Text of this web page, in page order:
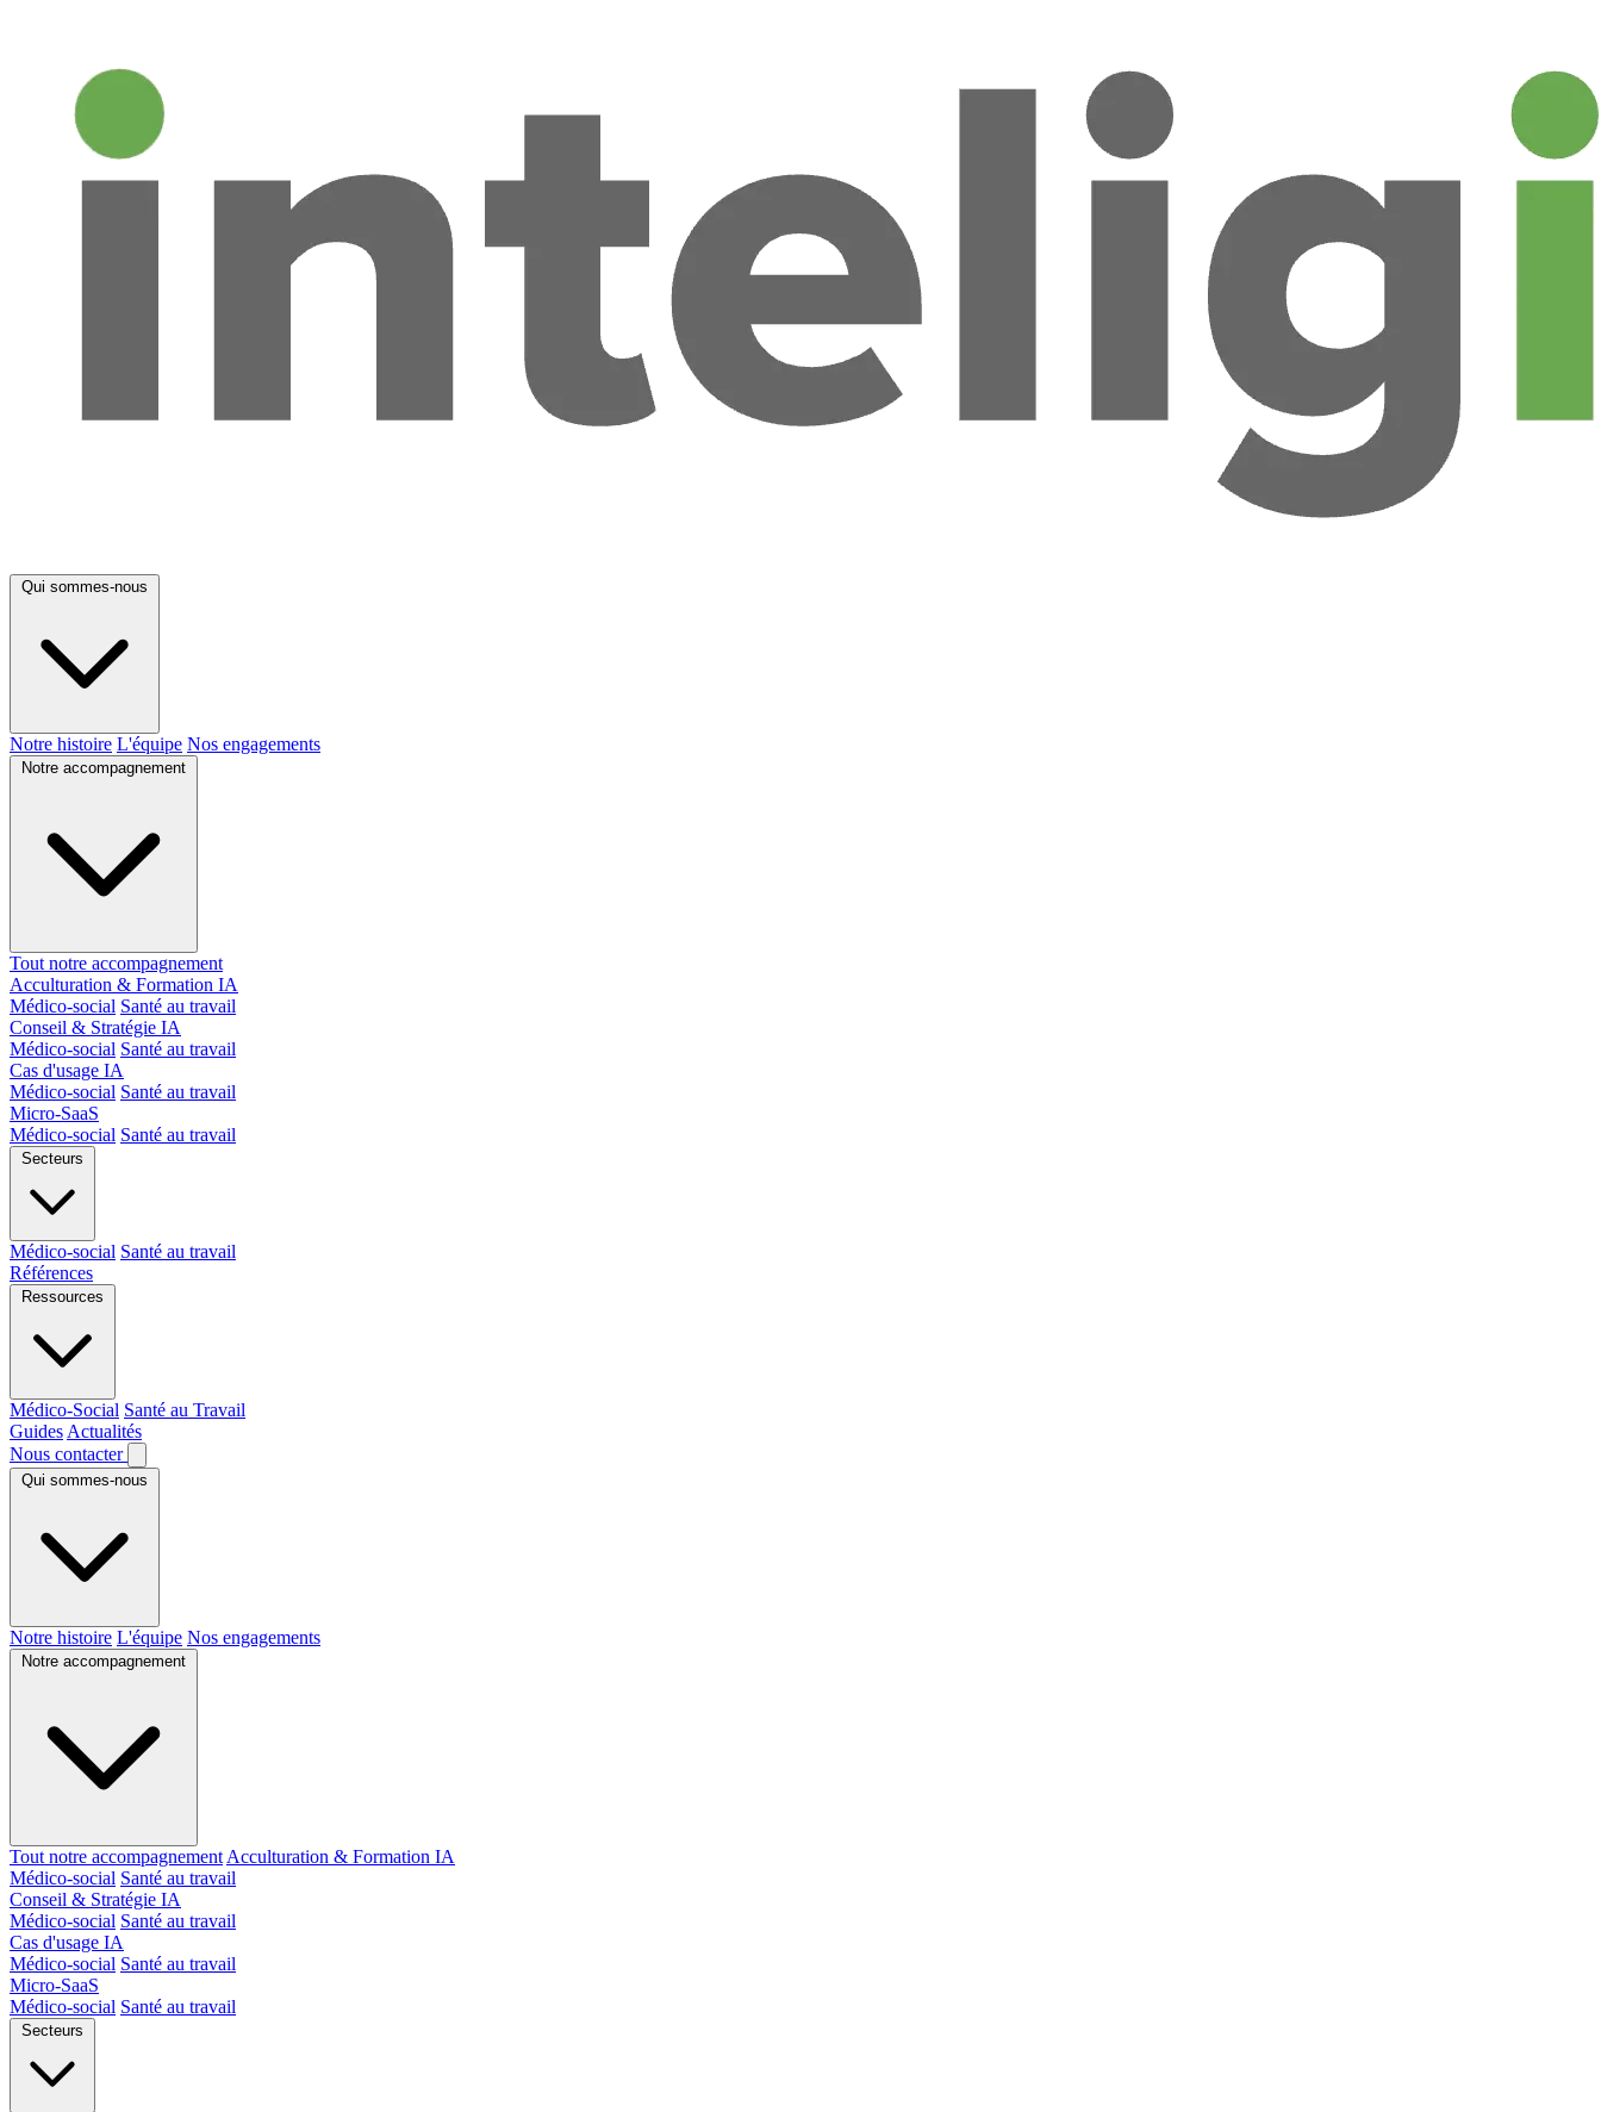
Qui sommes-nous
Notre histoire L'équipe Nos engagements
Notre accompagnement
Tout notre accompagnement
Acculturation & Formation IA
Médico-social Santé au travail
Conseil & Stratégie IA
Médico-social Santé au travail
Cas d'usage IA
Médico-social Santé au travail
Micro-SaaS
Médico-social Santé au travail
Secteurs
Médico-social Santé au travail
Références
Ressources
Médico-Social Santé au Travail
Guides Actualités
Nous contacter
Qui sommes-nous
Notre histoire L'équipe Nos engagements
Notre accompagnement
Tout notre accompagnement Acculturation & Formation IA
Médico-social Santé au travail
Conseil & Stratégie IA
Médico-social Santé au travail
Cas d'usage IA
Médico-social Santé au travail
Micro-SaaS
Médico-social Santé au travail
Secteurs